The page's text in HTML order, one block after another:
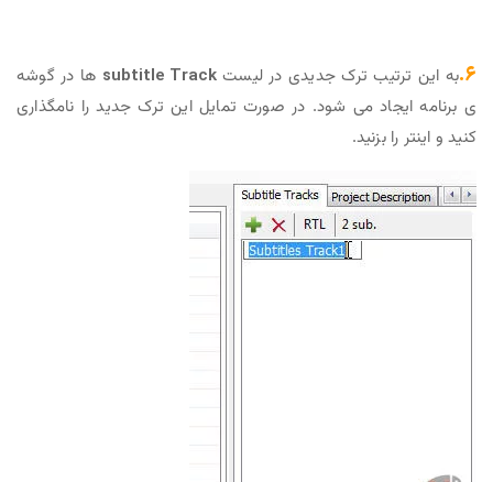
۶. به این ترتیب ترک جدیدی در لیستsubtitle Track ها در گوشه
ی برنامه ایجاد می شود. در صورت تمایل این ترک جدید را نامگذاری
کنید و اینتر را بزنید.